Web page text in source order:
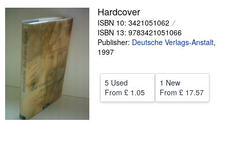
Textbooks
Sellers
Start Selling
Help
CLOSE
Hardcover
ISBN 10: 3421051062
ISBN 13: 9783421051066
Publisher: Deutsche Verlags-Anstalt,
1997
5 Used
From £ 1.05
1 New
From £ 17.57